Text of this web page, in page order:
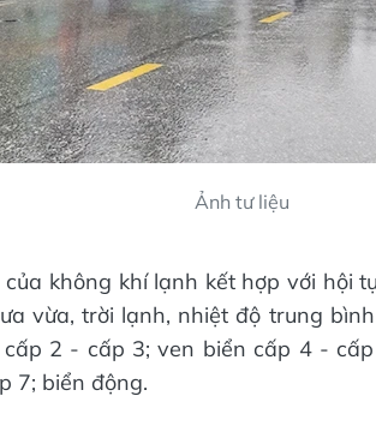
Ảnh tư liệu
không khí lạnh kết hợp với hội
vừa, trời lạnh, nhiệt độ trung
2 - cấp 3; ven biển cấp 4 -
7; biển động.